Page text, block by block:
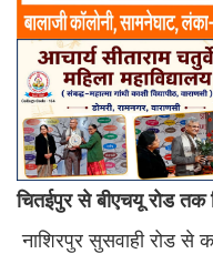
चितईपुर से बीएचयू रोड तक
नाशिरपुर सुसवाही रोड से